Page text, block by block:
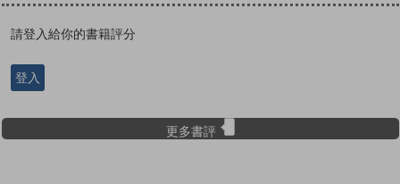
請登入給你的書籍評分
登入
更多書評